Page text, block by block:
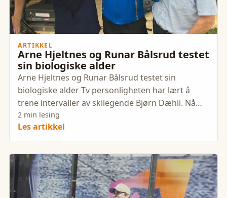
ARTIKKEL
Arne Hjeltnes og Runar Bålsrud testet
sin biologiske alder
Arne Hjeltnes og Runar Bålsrud testet sin
biologiske alder Tv personligheten har lært å
trene intervaller av skilegende Bjørn Dæhli. Nå
skal han bruke Myworkout
2 min lesing
Les artikkel